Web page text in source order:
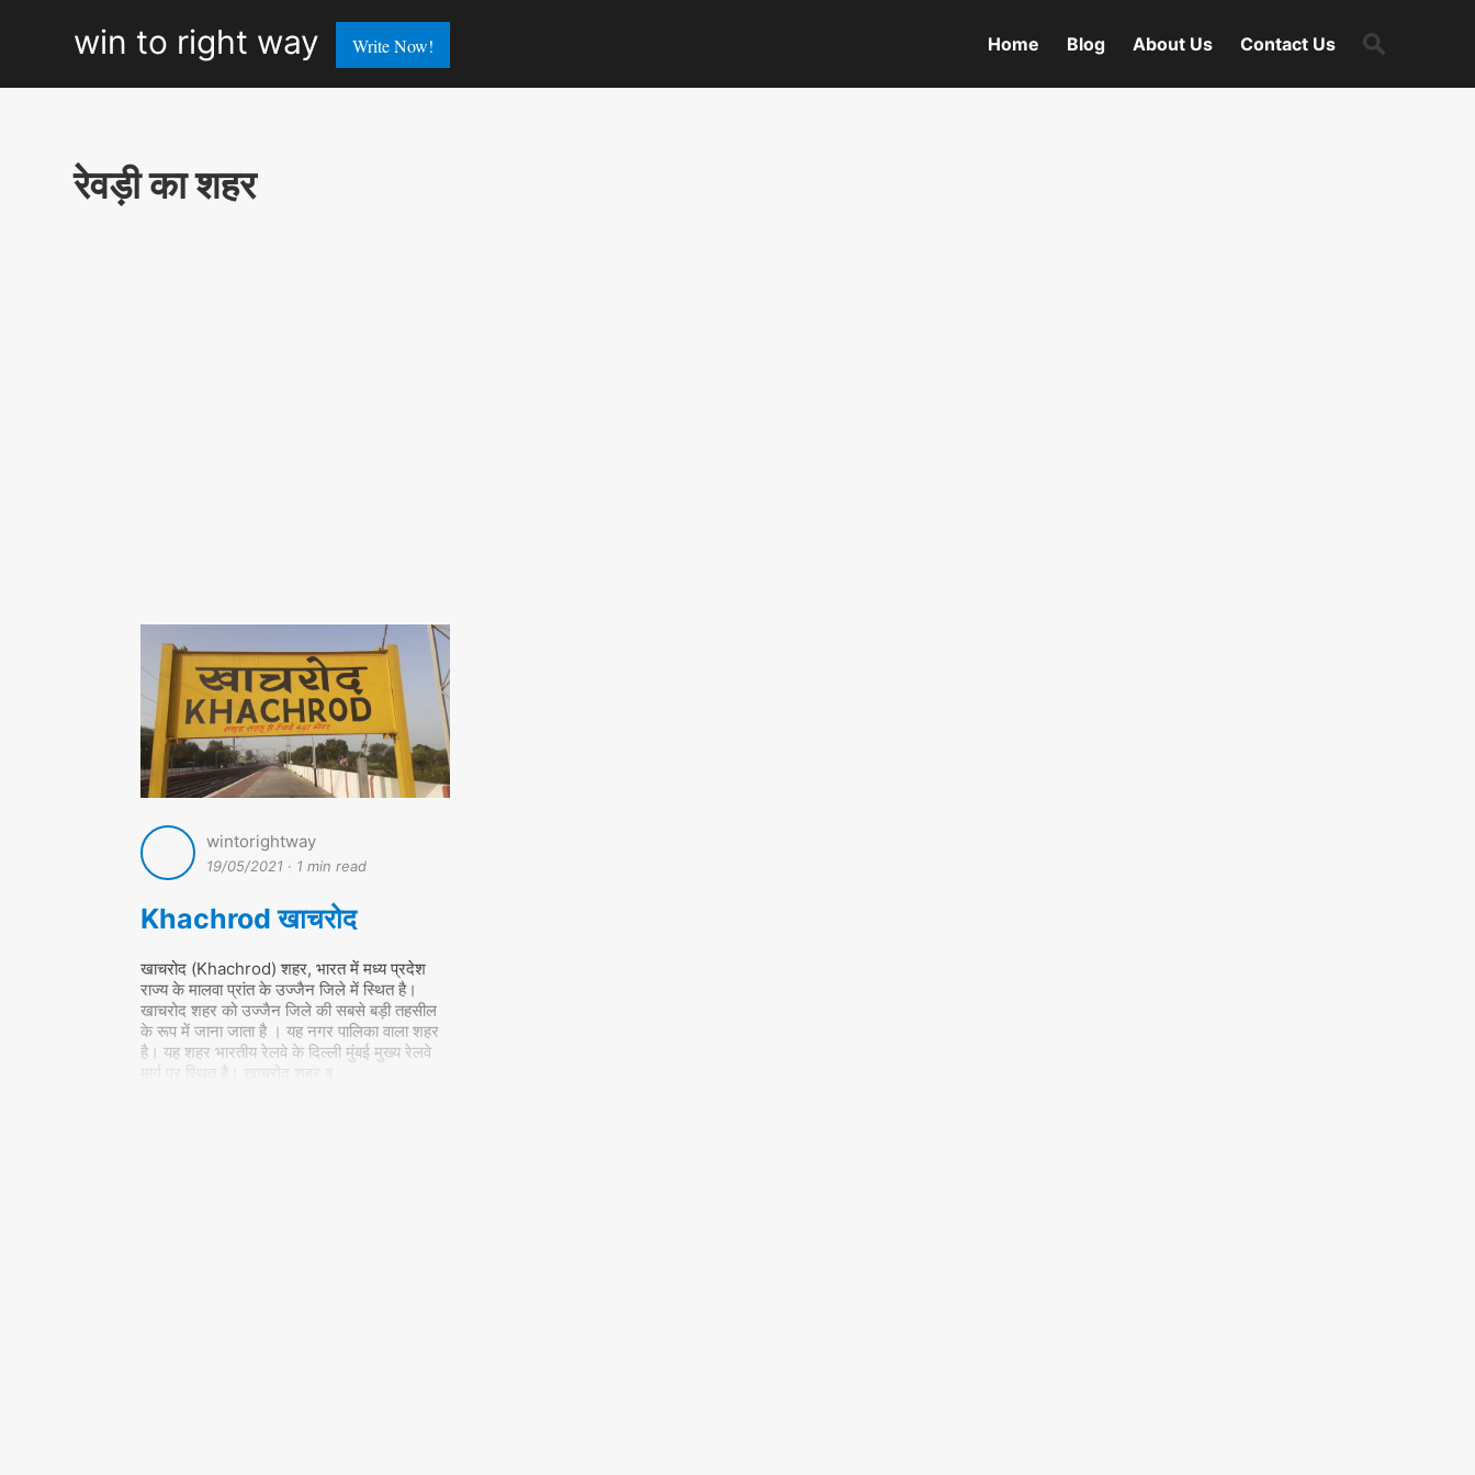
win
to
way
win to right way Write Now! Home Blog About Us Contact Us
Search
for:
रेवड़ी का शहर
wintorightway
19/05/2021 · 1 min read
Khachrod खाचरोद
खाचरोद (Khachrod) शहर, भारत में मध्य प्रदेश
राज्य के मालवा प्रांत के उज्जैन जिले में स्थित है।
खाचरोद शहर को उज्जैन जिले की सबसे बड़ी तहसील
के रूप में जाना जाता है । यह नगर पालिका वाला शहर
है। यह शहर भारतीय रेलवे के दिल्ली मुंबई मुख्य रेलवे
मार्ग पर स्थित है। खाचरोद शहर व